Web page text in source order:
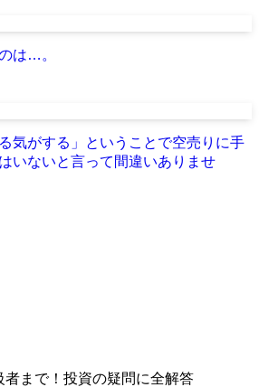
は…。
気がする」ということで空売りに手
いないと言って間違いありませ
者まで！投資の疑問に全解答